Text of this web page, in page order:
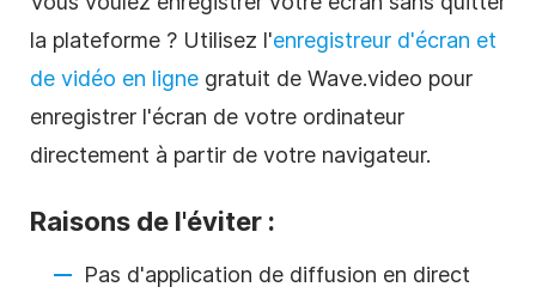
la plateforme ? Utilisez l'enregistreur d'écran et
de vidéo en ligne gratuit de Wave.video pour
enregistrer l'écran de votre ordinateur
directement à partir de votre navigateur.
Raisons de l'éviter :
Pas d'application de diffusion en direct